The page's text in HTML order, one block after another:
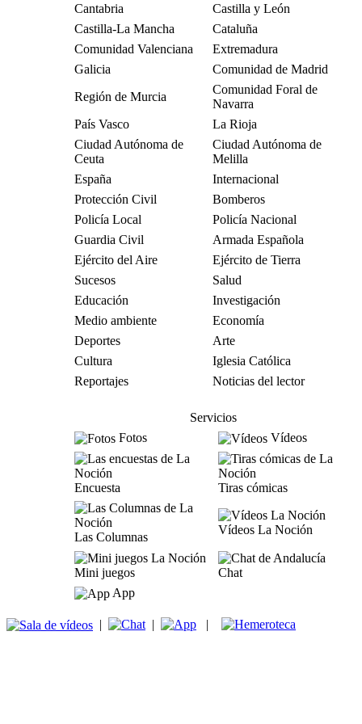
Cantabria
Castilla y León
Castilla-La Mancha
Cataluña
Comunidad Valenciana
Extremadura
Galicia
Comunidad de Madrid
Región de Murcia
Comunidad Foral de
Navarra
País Vasco
La Rioja
Ciudad Autónoma de
Ceuta
Ciudad Autónoma de
Melilla
España
Internacional
Protección Civil
Bomberos
Policía Local
Policía Nacional
Guardia Civil
Armada Española
Ejército del Aire
Ejército de Tierra
Sucesos
Salud
Educación
Investigación
Medio ambiente
Economía
Deportes
Arte
Cultura
Iglesia Católica
Reportajes
Noticias del lector
Servicios
Fotos
Vídeos
Encuesta Tiras cómicas
Las Columnas
Vídeos La Noción
Mini juegos
Chat
App
| | |